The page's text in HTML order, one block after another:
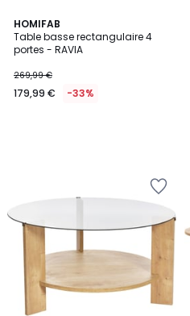
HOMIFAB
Table basse rectangulaire 4
portes - RAVIA
269,99 €
179,99 € -33%